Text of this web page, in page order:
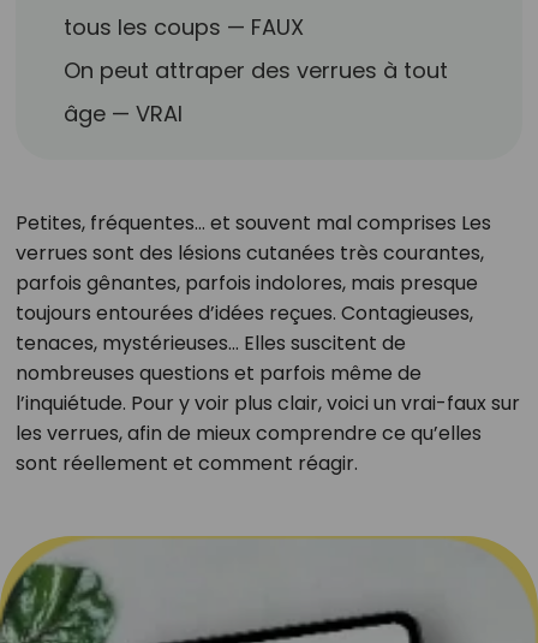
tous les coups — FAUX
On peut attraper des verrues à tout
âge — VRAI
Petites, fréquentes… et souvent mal comprises Les
verrues sont des lésions cutanées très courantes,
parfois gênantes, parfois indolores, mais presque
toujours entourées d’idées reçues. Contagieuses,
tenaces, mystérieuses… Elles suscitent de
nombreuses questions et parfois même de
l’inquiétude. Pour y voir plus clair, voici un vrai-faux sur
les verrues, afin de mieux comprendre ce qu’elles
sont réellement et comment réagir.